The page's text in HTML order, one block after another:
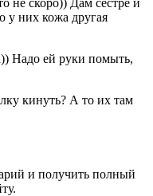
у них кожа другая
Надо ей руки помыть,
кинуть? А то их там
и получить полный